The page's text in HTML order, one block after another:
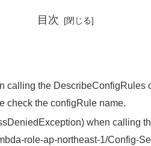
目次
the DescribeConfigRules
check the configRule name.
when calling
role-ap-northeast-1/Config-